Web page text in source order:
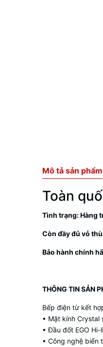
Mô tả sản phẩm
Toàn
Tình trạng: Hàng
Còn đầy đủ vỏ
Bảo hành chính
THÔNG TIN SẢN
Bếp điện từ kết
• Mặt kính Crystal
• Đầu đốt EGO Hi-
• Công nghệ biến